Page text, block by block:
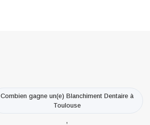
Combien gagne un(e) Blanchiment Dentaire à
Toulouse
,